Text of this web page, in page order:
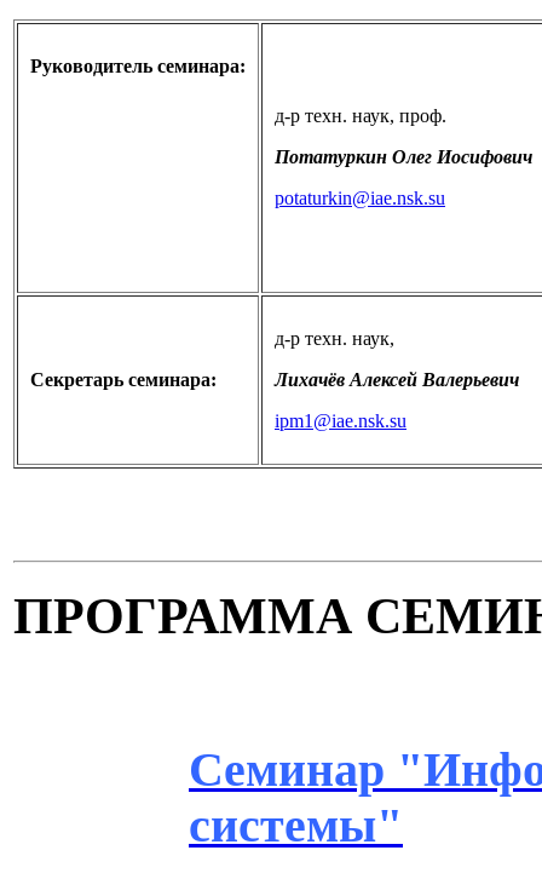
Руководитель семинара:
д-р техн. наук, проф.
Потатуркин Олег Иосифович
potaturkin​@​iae.nsk.su
Секретарь семинара:
д-р техн. наук,
Лихачёв Алексей Валерьевич
ipm1​ @​iae.nsk.su
ПРОГРАММА
Семинар
системы"